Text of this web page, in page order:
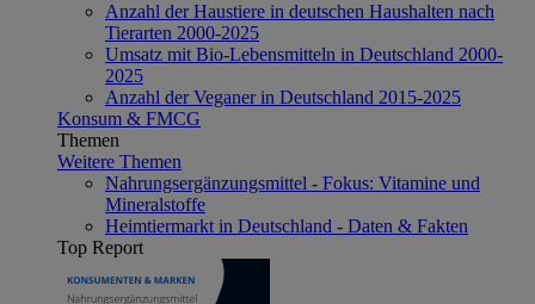
Anzahl der Haustiere in deutschen Haushalten nach
Tierarten 2000-2025
Umsatz mit Bio-Lebensmitteln in Deutschland 2000-
2025
Anzahl der Veganer in Deutschland 2015-2025
Konsum & FMCG
Themen
Weitere Themen
Nahrungsergänzungsmittel - Fokus: Vitamine und
Mineralstoffe
Heimtiermarkt in Deutschland - Daten & Fakten
Top Report